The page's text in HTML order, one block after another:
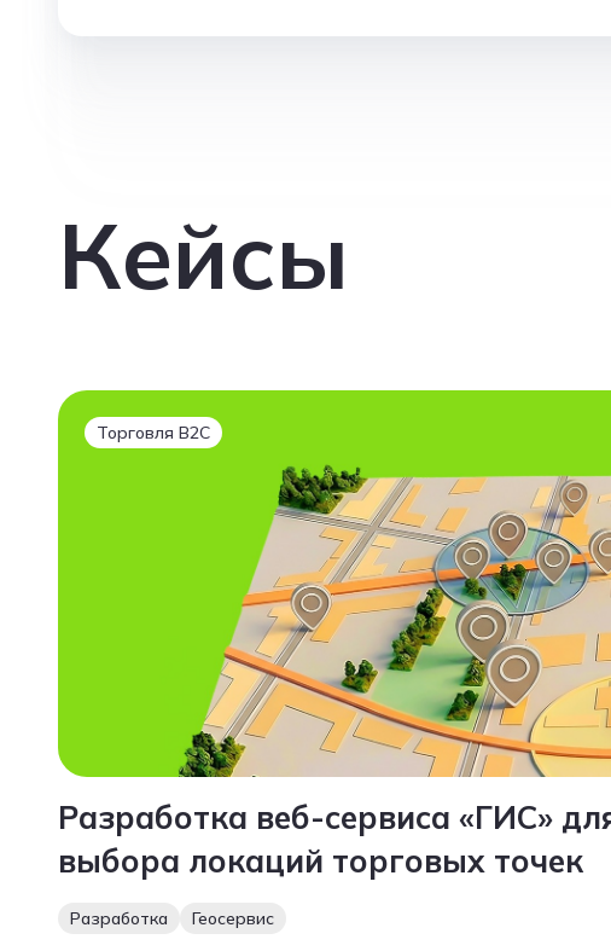
Кейсы
Торговля B2C
Разработка веб-сервиса «ГИС»
выбора локаций торговых точек
Разработка Геосервис